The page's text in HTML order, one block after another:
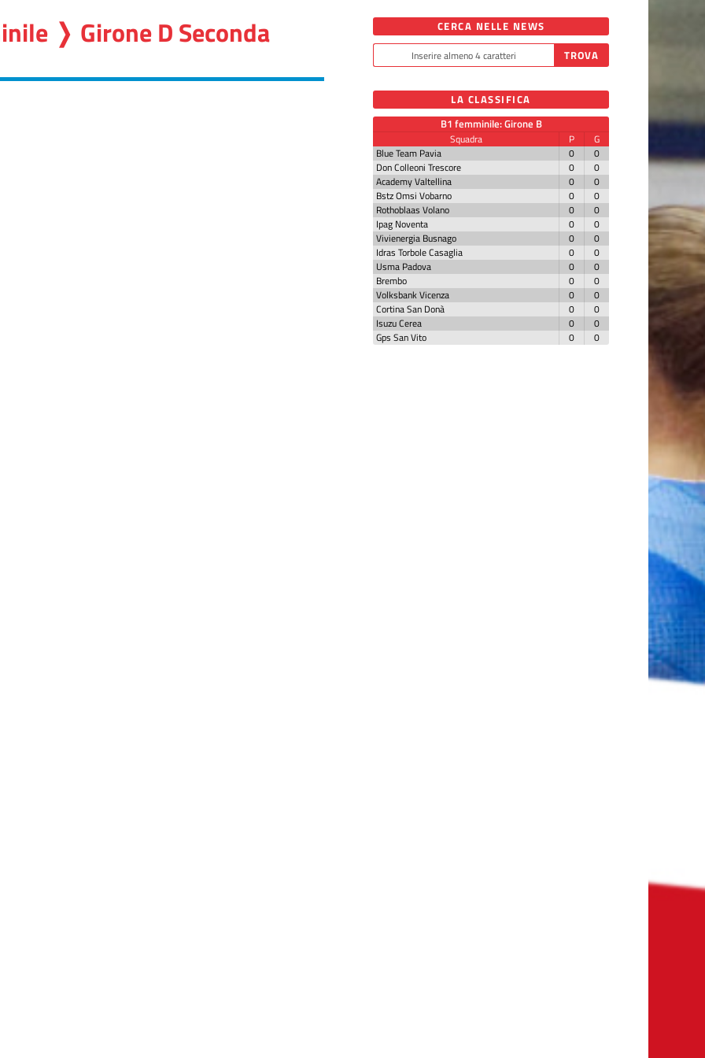
❭ Girone D Seconda CERCA NELLE NEWS
LA CLASSIFICA
B1 femminile: Girone B
Squadra P
G
Blue Team Pavia
0
0
Don Colleoni Trescore
0
0
Academy Valtellina
0
0
Bstz Omsi Vobarno
0
0
Rothoblaas Volano
0
0
Ipag Noventa
0
0
Vivienergia Busnago
0
0
Idras Torbole Casaglia
0
0
Usma Padova
0
0
Brembo
0
0
Volksbank Vicenza
0
0
Cortina San Donà
0
0
Isuzu Cerea
0
0
Gps San Vito
0 0